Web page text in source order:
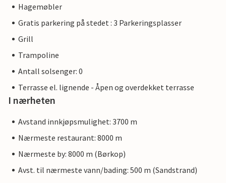
Hagemøbler
Gratis parkering på stedet : 3 Parkeringsplasser
Grill
Trampoline
Antall solsenger: 0
Terrasse el. lignende - Åpen og overdekket terrasse
I nærheten
Avstand innkjøpsmulighet: 3700 m
Nærmeste restaurant: 8000 m
Nærmeste by: 8000 m (Børkop)
Avst. til nærmeste vann/bading: 500 m (Sandstrand)